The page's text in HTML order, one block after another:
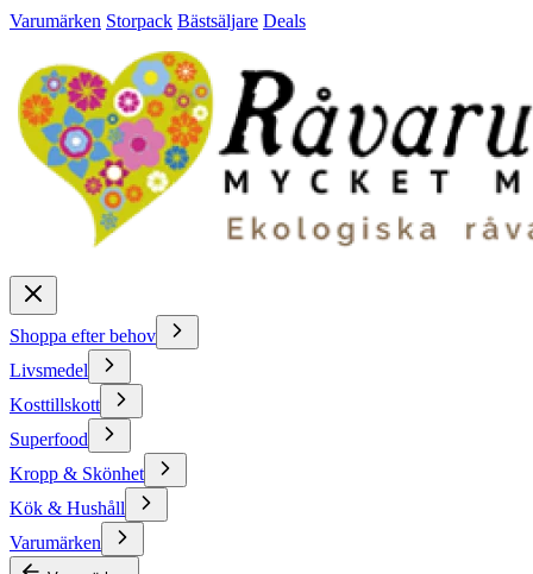
Varumärken Storpack Bästsäljare Deals
Shoppa efter behov
Livsmedel
Kosttillskott
Superfood
Kropp & Skönhet
Kök & Hushåll
Varumärken